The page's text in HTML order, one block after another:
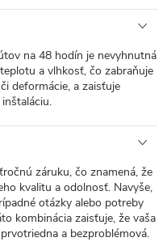
na 48 hodín je nevyhnutná
a vlhkosť, čo zabraňuje
deformácie, a zaisťuje
záruku, čo znamená, že
kvalitu a odolnosť. Navyše,
otázky alebo potreby
kombinácia zaisťuje, že vaša
a bezproblémová.